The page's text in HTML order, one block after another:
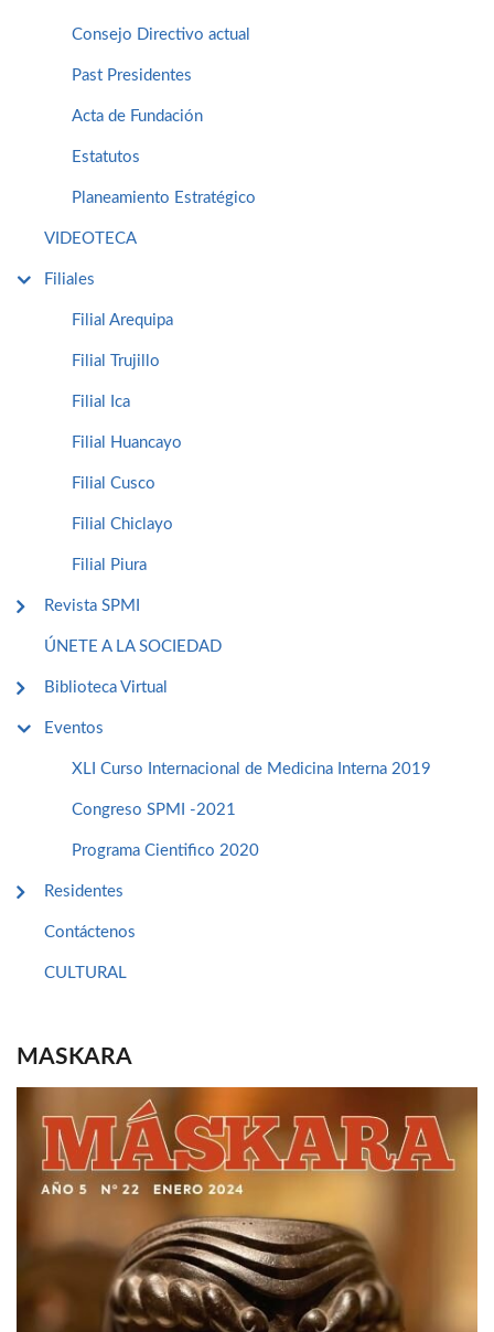
Consejo Directivo actual
Past Presidentes
Acta de Fundación
Estatutos
Planeamiento Estratégico
VIDEOTECA
Filiales
Filial Arequipa
Filial Trujillo
Filial Ica
Filial Huancayo
Filial Cusco
Filial Chiclayo
Filial Piura
Revista SPMI
ÚNETE A LA SOCIEDAD
Biblioteca Virtual
Eventos
XLI Curso Internacional de Medicina Interna 2019
Congreso SPMI -2021
Programa Cientifico 2020
Residentes
Contáctenos
CULTURAL
MASKARA